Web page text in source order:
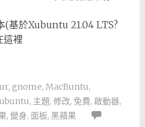
基於Xubuntu 21.04 LTS?
這裡
, gnome, MacBuntu,
, 主題, 修改, 免費, 啟動器,
, 變身, 面板, 黑蘋果